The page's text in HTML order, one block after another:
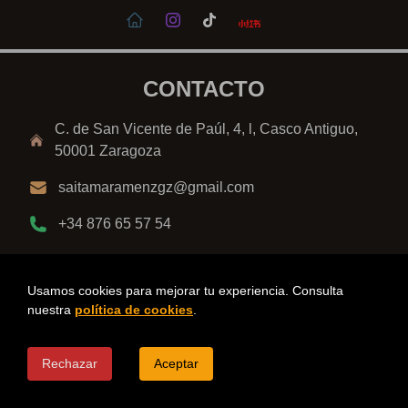
Usamos cookies para mejorar tu experiencia. Consulta
nuestra política de cookies
Rechazar Aceptar
CONTACTO
C. de San Vicente de Paúl, 4, l, Casco Antiguo,
50001 Zaragoza
saitamaramenzgz@gmail.com
+34 876 65 57 54
Aviso legal Cookies
Desarrollado por